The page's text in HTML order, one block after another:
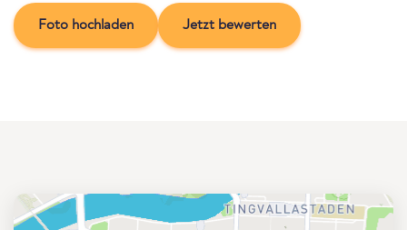
Foto hochladen Jetzt bewerten